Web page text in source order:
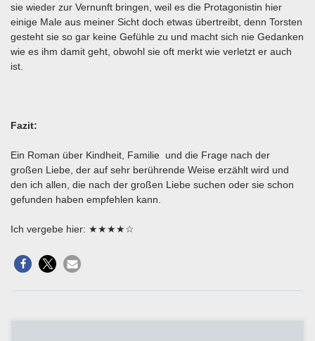
sie wieder zur Vernunft bringen, weil es die Protagonistin hier
einige Male aus meiner Sicht doch etwas übertreibt, denn Torsten
gesteht sie so gar keine Gefühle zu und macht sich nie Gedanken
wie es ihm damit geht, obwohl sie oft merkt wie verletzt er auch
ist.
Fazit:
Ein Roman über Kindheit, Familie und die Frage nach der
großen Liebe, der auf sehr berührende Weise erzählt wird und
den ich allen, die nach der großen Liebe suchen oder sie schon
gefunden haben empfehlen kann.
Ich vergebe hier: ★★★★☆